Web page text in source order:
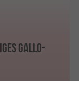
gallo-